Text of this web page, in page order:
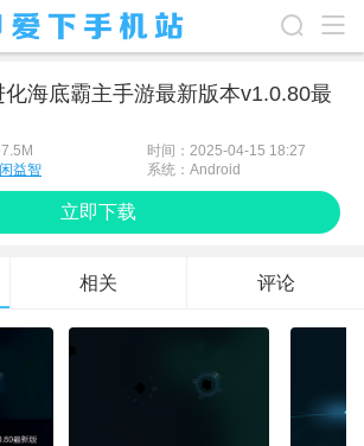
最新游戏
化海底霸主手游最新版本v1.0.80最
时间：2025-04-15 18:27
益智 系统：Android
立即下载
相关 评论